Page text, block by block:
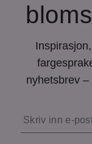
nyhetsbrev
Skriv inn e-